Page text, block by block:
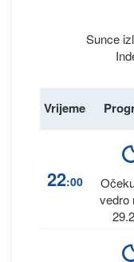
Sunce
Vrijeme
22:00
vedro